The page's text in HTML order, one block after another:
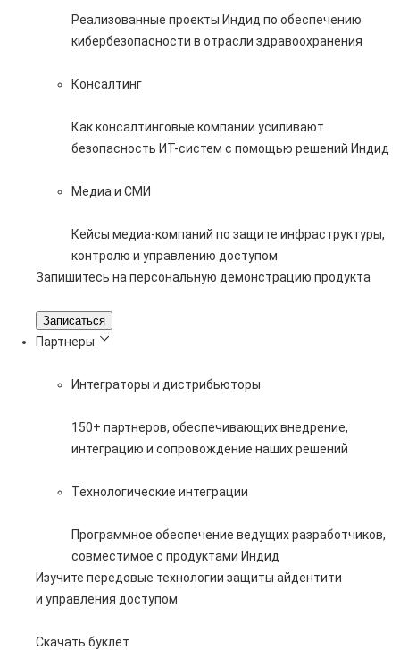
Реализованные проекты Индид по обеспечению
кибербезопасности в отрасли здравоохранения
Консалтинг
Как консалтинговые компании усиливают
безопасность ИТ-систем с помощью решений Индид
Медиа и СМИ
Кейсы медиа-компаний по защите инфраструктуры,
контролю и управлению доступом
Запишитесь на персональную демонстрацию продукта
Записаться
Партнеры
Интеграторы и дистрибьюторы
150+ партнеров, обеспечивающих внедрение,
интеграцию и сопровождение наших решений
Технологические интеграции
Программное обеспечение ведущих разработчиков,
совместимое с продуктами Индид
Изучите передовые технологии защиты айдентити
и управления доступом
Скачать буклет